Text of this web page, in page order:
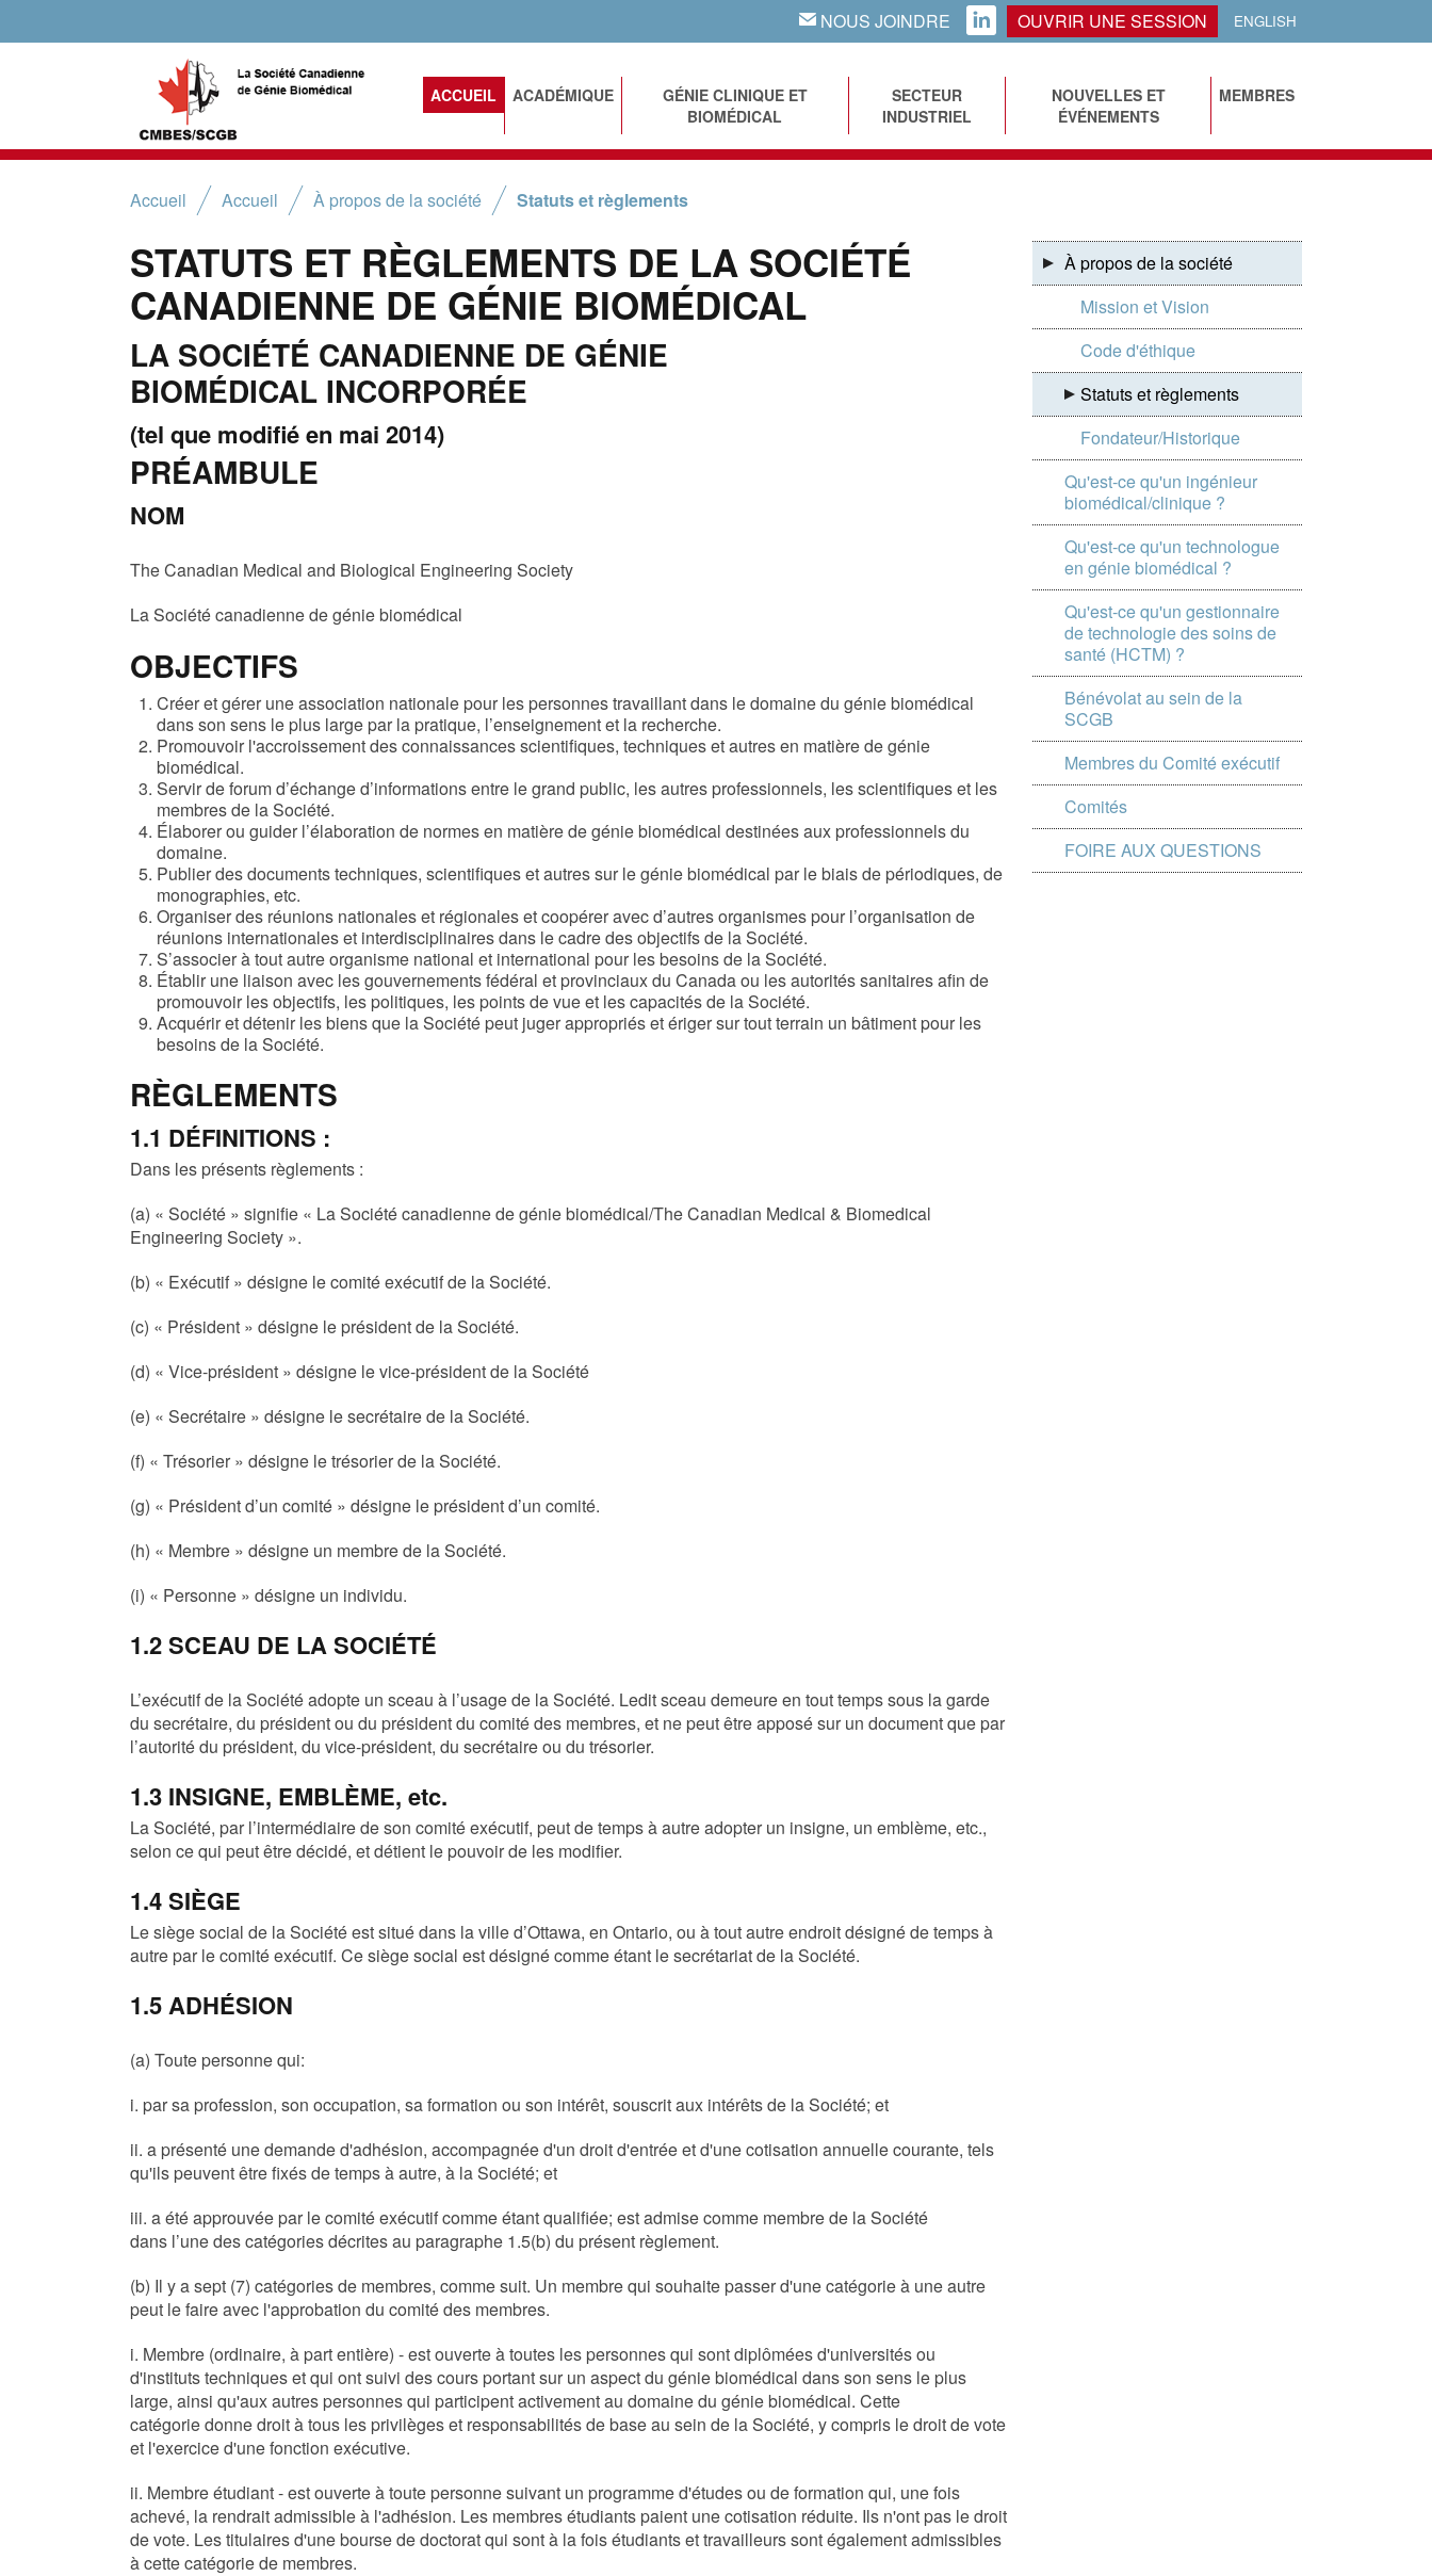
EMAIL NOUS JOINDRE LINKEDIN OUVRIR UNE SESSION ENGLISH
ACCUEIL ACADÉMIQUE
GÉNIE CLINIQUE ET
BIOMÉDICAL
SECTEUR
INDUSTRIEL
NOUVELLES ET
ÉVÉNEMENTS
MEMBRES
Accueil Accueil À propos de la société Statuts et règlements
STATUTS ET RÈGLEMENTS DE LA SOCIÉTÉ
CANADIENNE DE GÉNIE BIOMÉDICAL
LA SOCIÉTÉ CANADIENNE DE GÉNIE
BIOMÉDICAL INCORPORÉE
(tel que modifié en mai 2014)
PRÉAMBULE
NOM
The Canadian Medical and Biological Engineering Society
La Société canadienne de génie biomédical
OBJECTIFS
Créer et gérer une association nationale pour les personnes travaillant dans le domaine du génie biomédical
dans son sens le plus large par la pratique, l’enseignement et la recherche.
Promouvoir l'accroissement des connaissances scientifiques, techniques et autres en matière de génie
biomédical.
Servir de forum d’échange d’informations entre le grand public, les autres professionnels, les scientifiques et les
membres de la Société.
Élaborer ou guider l’élaboration de normes en matière de génie biomédical destinées aux professionnels du
domaine.
Publier des documents techniques, scientifiques et autres sur le génie biomédical par le biais de périodiques, de
monographies, etc.
Organiser des réunions nationales et régionales et coopérer avec d’autres organismes pour l’organisation de
réunions internationales et interdisciplinaires dans le cadre des objectifs de la Société.
S’associer à tout autre organisme national et international pour les besoins de la Société.
Établir une liaison avec les gouvernements fédéral et provinciaux du Canada ou les autorités sanitaires afin de
promouvoir les objectifs, les politiques, les points de vue et les capacités de la Société.
Acquérir et détenir les biens que la Société peut juger appropriés et ériger sur tout terrain un bâtiment pour les
besoins de la Société.
RÈGLEMENTS
1.1 DÉFINITIONS :
Dans les présents règlements :
(a) « Société » signifie « La Société canadienne de génie biomédical/The Canadian Medical & Biomedical
Engineering Society ».
(b) « Exécutif » désigne le comité exécutif de la Société.
(c) « Président » désigne le président de la Société.
(d) « Vice-président » désigne le vice-président de la Société
(e) « Secrétaire » désigne le secrétaire de la Société.
(f) « Trésorier » désigne le trésorier de la Société.
(g) « Président d’un comité » désigne le président d’un comité.
(h) « Membre » désigne un membre de la Société.
(i) « Personne » désigne un individu.
1.2 SCEAU DE LA SOCIÉTÉ
L’exécutif de la Société adopte un sceau à l’usage de la Société. Ledit sceau demeure en tout temps sous la garde
du secrétaire, du président ou du président du comité des membres, et ne peut être apposé sur un document que par
l’autorité du président, du vice-président, du secrétaire ou du trésorier.
1.3 INSIGNE, EMBLÈME, etc.
La Société, par l’intermédiaire de son comité exécutif, peut de temps à autre adopter un insigne, un emblème, etc.,
selon ce qui peut être décidé, et détient le pouvoir de les modifier.
1.4 SIÈGE
Le siège social de la Société est situé dans la ville d’Ottawa, en Ontario, ou à tout autre endroit désigné de temps à
autre par le comité exécutif. Ce siège social est désigné comme étant le secrétariat de la Société.
1.5 ADHÉSION
(a) Toute personne qui:
i. par sa profession, son occupation, sa formation ou son intérêt, souscrit aux intérêts de la Société; et
ii. a présenté une demande d'adhésion, accompagnée d'un droit d'entrée et d'une cotisation annuelle courante, tels
qu'ils peuvent être fixés de temps à autre, à la Société; et
iii. a été approuvée par le comité exécutif comme étant qualifiée; est admise comme membre de la Société
dans l’une des catégories décrites au paragraphe 1.5(b) du présent règlement.
(b) Il y a sept (7) catégories de membres, comme suit. Un membre qui souhaite passer d'une catégorie à une autre
peut le faire avec l'approbation du comité des membres.
i. Membre (ordinaire, à part entière) - est ouverte à toutes les personnes qui sont diplômées d'universités ou
d'instituts techniques et qui ont suivi des cours portant sur un aspect du génie biomédical dans son sens le plus
large, ainsi qu'aux autres personnes qui participent activement au domaine du génie biomédical. Cette
catégorie donne droit à tous les privilèges et responsabilités de base au sein de la Société, y compris le droit de vote
et l'exercice d'une fonction exécutive.
ii. Membre étudiant - est ouverte à toute personne suivant un programme d'études ou de formation qui, une fois
achevé, la rendrait admissible à l'adhésion. Les membres étudiants paient une cotisation réduite. Ils n'ont pas le droit
de vote. Les titulaires d'une bourse de doctorat qui sont à la fois étudiants et travailleurs sont également admissibles
à cette catégorie de membres.
À propos de la société
Mission et Vision
Code d'éthique
Statuts et règlements
Fondateur/Historique
Qu'est-ce qu'un ingénieur
biomédical/clinique ?
Qu'est-ce qu'un technologue
en génie biomédical ?
Qu'est-ce qu'un gestionnaire
de technologie des soins de
santé (HCTM) ?
Bénévolat au sein de la
SCGB
Membres du Comité exécutif
Comités
FOIRE AUX QUESTIONS